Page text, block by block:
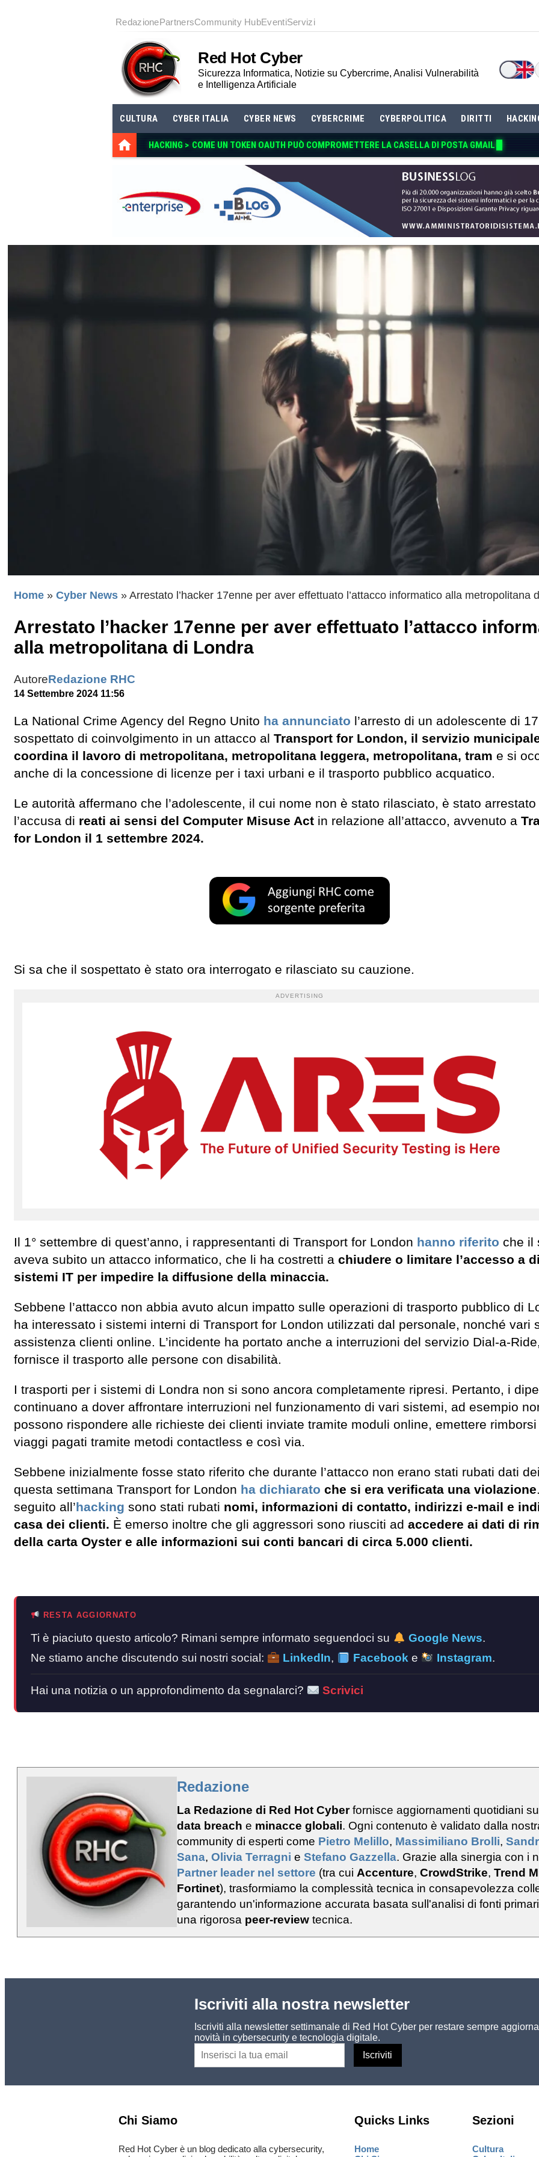
RedazionePartnersCommunity HubEventiServizi
Red Hot Cyber
Sicurezza Informatica, Notizie su Cybercrime, Analisi Vulnerabilità
e Intelligenza Artificiale
CULTURA CYBER ITALIA CYBER NEWS CYBERCRIME CYBERPOLITICA DIRITTI
HACKING > COME UN TOKEN OAUTH PUÒ COMPROMETTERE LA CASELLA
Home » Cyber News » Arrestato l’hacker 17enne per aver effettuato l’attacco informatico alla metropolitana
Arrestato l’hacker 17enne per aver effettuato l’attacco
alla metropolitana di Londra
AutoreRedazione RHC
14 Settembre 2024 11:56
La National Crime Agency del Regno Unito ha annunciato l’arresto di un adolescente di
sospettato di coinvolgimento in un attacco al Transport for London, il servizio
coordina il lavoro di metropolitana, metropolitana leggera, metropolitana, tram e si
anche di la concessione di licenze per i taxi urbani e il trasporto pubblico acquatico.
Le autorità affermano che l’adolescente, il cui nome non è stato rilasciato, è stato arrestato
l’accusa di reati ai sensi del Computer Misuse Act in relazione all’attacco, avvenuto a
for London il 1 settembre 2024.
Si sa che il sospettato è stato ora interrogato e rilasciato su cauzione.
ADVERTISING
Il 1° settembre di quest’anno, i rappresentanti di Transport for London hanno riferito che il
aveva subito un attacco informatico, che li ha costretti a chiudere o limitare l’accesso a
sistemi IT per impedire la diffusione della minaccia.
Sebbene l’attacco non abbia avuto alcun impatto sulle operazioni di trasporto pubblico di
ha interessato i sistemi interni di Transport for London utilizzati dal personale, nonché vari
assistenza clienti online. L’incidente ha portato anche a interruzioni del servizio Dial-a-
fornisce il trasporto alle persone con disabilità.
I trasporti per i sistemi di Londra non si sono ancora completamente ripresi. Pertanto, i
continuano a dover affrontare interruzioni nel funzionamento di vari sistemi, ad esempio
possono rispondere alle richieste dei clienti inviate tramite moduli online, emettere
viaggi pagati tramite metodi contactless e così via.
Sebbene inizialmente fosse stato riferito che durante l’attacco non erano stati rubati dati
questa settimana Transport for London ha dichiarato che si era verificata una violazione
seguito all’ hacking sono stati rubati nomi, informazioni di contatto, indirizzi e-mail e
casa dei clienti. È emerso inoltre che gli aggressori sono riusciti ad accedere ai dati di
della carta Oyster e alle informazioni sui conti bancari di circa 5.000 clienti.
RESTA AGGIORNATO
Ti è piaciuto questo articolo? Rimani sempre informato seguendoci su Google News.
Ne stiamo anche discutendo sui nostri social:
LinkedIn, Facebooke Instagram.
Hai una notizia o un approfondimento da segnalarci? Scrivici
Redazione
La Redazione di Red Hot Cyberfornisce aggiornamenti quotidiani su
data breach e minacce globali. Ogni contenuto è validato dalla
community di esperti come Pietro Melillo, Massimiliano Brolli,
Sana, Olivia Terragni e Stefano Gazzella. Grazie alla sinergia con i
Partner leader nel settore (tra cui Accenture, CrowdStrike, Trend
Fortinet), trasformiamo la complessità tecnica in consapevolezza
garantendo un'informazione accurata basata sull'analisi di fonti
una rigorosa peer-review tecnica.
Iscriviti alla nostra newsletter
Iscriviti alla newsletter settimanale di Red Hot Cyber per restare sempre
novità in cybersecurity e tecnologia digitale.
Chi Siamo
Red Hot Cyber è un blog dedicato alla cybersecurity,
Quicks Links
Home
Sezioni
Cultura